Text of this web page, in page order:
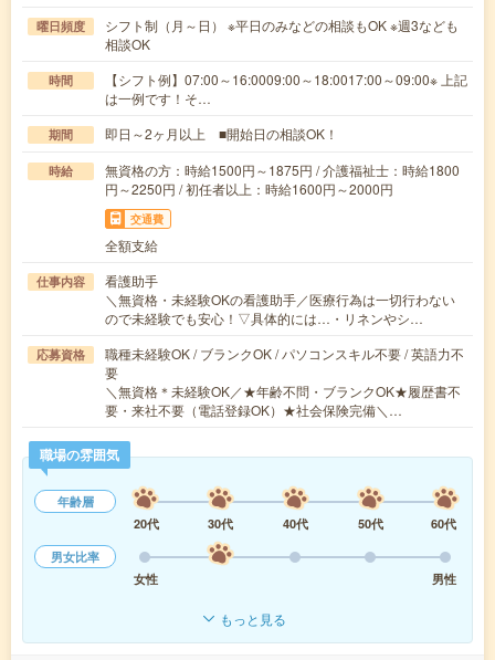
曜日頻度
シフト制（月～日） ※平日のみなどの相談もOK ※週3なども
相談OK
時間
【シフト例】07:00～16:0009:00～18:0017:00～09:00※ 上記
は一例です！そ…
期間 即日～2ヶ月以上 ■開始日の相談OK！
時給
無資格の方：時給1500円～1875円 / 介護福祉士：時給1800
円～2250円 / 初任者以上：時給1600円～2000円
交通費
全額支給
仕事内容
看護助手
＼無資格・未経験OKの看護助手／医療行為は一切行わない
ので未経験でも安心！▽具体的には…・リネンやシ…
応募資格
職種未経験OK / ブランクOK / パソコンスキル不要 / 英語力不
要
＼無資格＊未経験OK／★年齢不問・ブランクOK★履歴書不
要・来社不要（電話登録OK）★社会保険完備＼…
職場の雰囲気
年齢層
20代
30代 40代 50代
60代
男女比率
女性
男性
もっと見る